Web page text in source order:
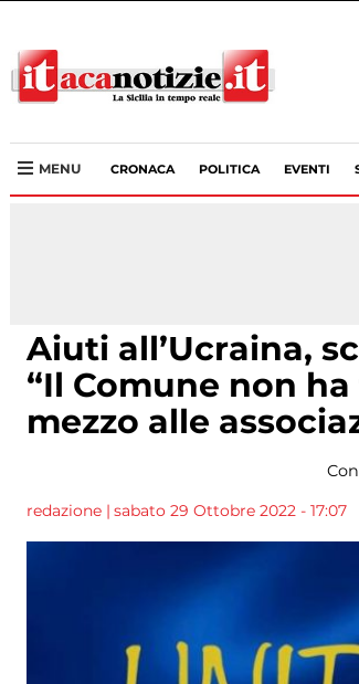
MENU CRONACA POLITICA EVENTI
Aiuti all’Ucraina,
“Il Comune non
mezzo alle
redazione | sabato 29 Ottobre 2022 - 17:07